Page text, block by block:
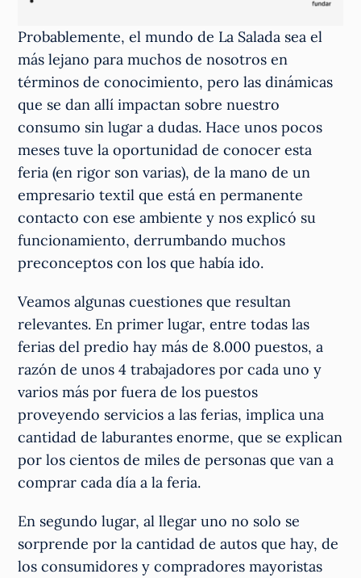
Probablemente, el mundo de La Salada sea el
más lejano para muchos de nosotros en
términos de conocimiento, pero las dinámicas
que se dan allí impactan sobre nuestro
consumo sin lugar a dudas. Hace unos pocos
meses tuve la oportunidad de conocer esta
feria (en rigor son varias), de la mano de un
empresario textil que está en permanente
contacto con ese ambiente y nos explicó su
funcionamiento, derrumbando muchos
preconceptos con los que había ido.
Veamos algunas cuestiones que resultan
relevantes. En primer lugar, entre todas las
ferias del predio hay más de 8.000 puestos, a
razón de unos 4 trabajadores por cada uno y
varios más por fuera de los puestos
proveyendo servicios a las ferias, implica una
cantidad de laburantes enorme, que se explican
por los cientos de miles de personas que van a
comprar cada día a la feria.
En segundo lugar, al llegar uno no solo se
sorprende por la cantidad de autos que hay, de
los consumidores y compradores mayoristas